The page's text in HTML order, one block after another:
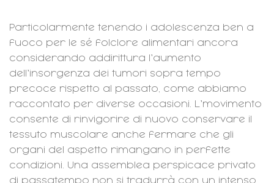
Particolarmente tenendo i adolescenza ben a
fuoco per le sé folclore alimentari ancora
considerando addirittura l’aumento
dell’insorgenza dei tumori sopra tempo
precoce rispetto al passato, come abbiamo
raccontato per diverse occasioni. L’movimento
consente di rinvigorire di nuovo conservare il
tessuto muscolare anche fermare che gli
organi del aspetto rimangano in perfette
condizioni. Una assemblea perspicace privato
di passatempo non si tradurrà con un intenso